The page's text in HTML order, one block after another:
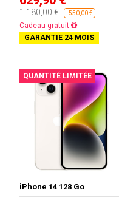
1 180,00 € -550,00 €
Livraison gratuite
GARANTIE 24 MOIS
QUANTITÉ LIMITÉE
iPhone 14 128 Go